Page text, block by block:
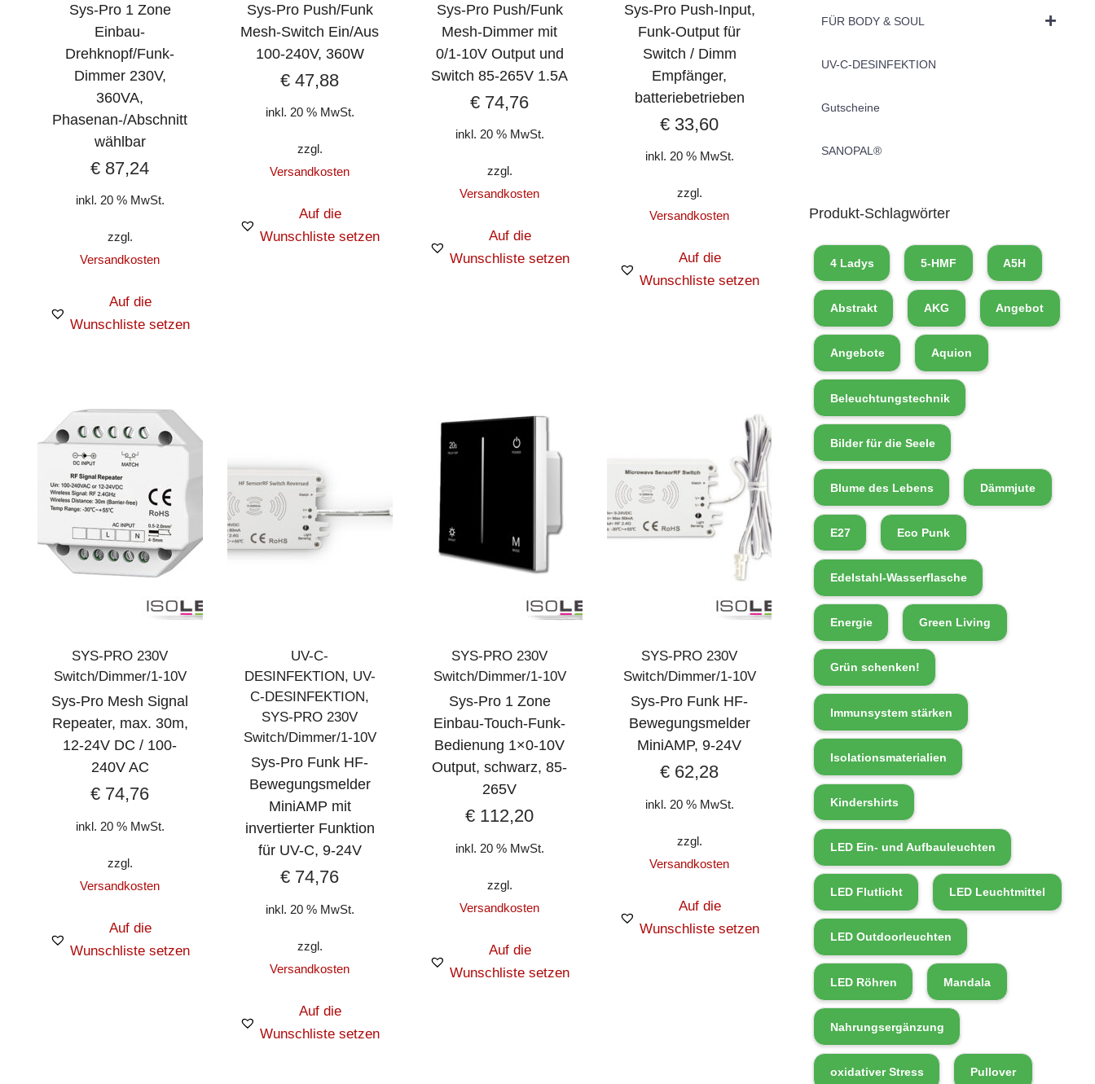
Sys-Pro 1 Zone
Einbau-
Drehknopf/Funk-
Dimmer 230V,
360VA,
Phasenan-/Abschnitt
wählbar
€ 87,24
inkl. 20 % MwSt.
zzgl.
Versandkosten
Auf die
Wunschliste setzen
Sys-Pro Push/Funk
Mesh-Switch Ein/Aus
100-240V, 360W
€ 47,88
inkl. 20 % MwSt.
zzgl.
Versandkosten
Auf die
Wunschliste setzen
Sys-Pro Push/Funk
Mesh-Dimmer mit
0/1-10V Output und
Switch 85-265V 1.5A
€ 74,76
inkl. 20 % MwSt.
zzgl.
Versandkosten
Auf die
Wunschliste setzen
Sys-Pro Push-Input,
Funk-Output für
Switch / Dimm
Empfänger,
batteriebetrieben
€ 33,60
inkl. 20 % MwSt.
zzgl.
Versandkosten
Auf die
Wunschliste setzen
SYS-PRO 230V
Switch/Dimmer/1-10V
Sys-Pro Mesh Signal
Repeater, max. 30m,
12-24V DC / 100-
240V AC
€ 74,76
inkl. 20 % MwSt.
zzgl.
Versandkosten
Auf die
Wunschliste setzen
UV-C-
DESINFEKTION, UV-
C-DESINFEKTION,
SYS-PRO 230V
Switch/Dimmer/1-10V
Sys-Pro Funk HF-
Bewegungsmelder
MiniAMP mit
invertierter Funktion
für UV-C, 9-24V
€ 74,76
inkl. 20 % MwSt.
zzgl.
Versandkosten
Auf die
Wunschliste setzen
SYS-PRO 230V
Switch/Dimmer/1-10V
Sys-Pro 1 Zone
Einbau-Touch-Funk-
Bedienung 1×0-10V
Output, schwarz, 85-
265V
€ 112,20
inkl. 20 % MwSt.
zzgl.
Versandkosten
Auf die
Wunschliste setzen
SYS-PRO 230V
Switch/Dimmer/1-10V
Sys-Pro Funk HF-
Bewegungsmelder
MiniAMP, 9-24V
€ 62,28
inkl. 20 % MwSt.
zzgl.
Versandkosten
Auf die
Wunschliste setzen
FÜR BODY & SOUL
UV-C-DESINFEKTION
Gutscheine
SANOPAL®
Produkt-Schlagwörter
4 Ladys 5-HMF A5H
Abstrakt AKG Angebot
Angebote Aquion
Beleuchtungstechnik
Bilder für die Seele
Blume des Lebens Dämmjute
E27 Eco Punk
Edelstahl-Wasserflasche
Energie Green Living
Grün schenken!
Immunsystem stärken
Isolationsmaterialien
Kindershirts
LED Ein- und Aufbauleuchten
LED Flutlicht LED Leuchtmittel
LED Outdoorleuchten
LED Röhren Mandala
Nahrungsergänzung
oxidativer Stress Pullover